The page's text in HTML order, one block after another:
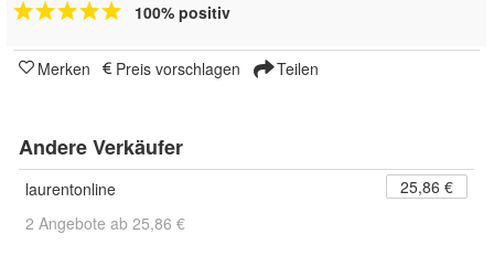
100% positiv
Merken Preis vorschlagen Teilen
Andere Verkäufer
laurentonline
25,86 €
2 Angebote ab 25,86 €